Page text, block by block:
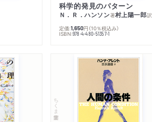
科学的発見のパターン
Ｎ．Ｒ．ハンソン著村上陽一郎訳
定価:1,650円 （10％税込み）
ISBN:978-4-480-51357-1
ちくま学芸文庫